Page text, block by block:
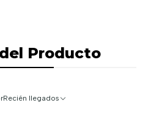
Producto
Recién llegados